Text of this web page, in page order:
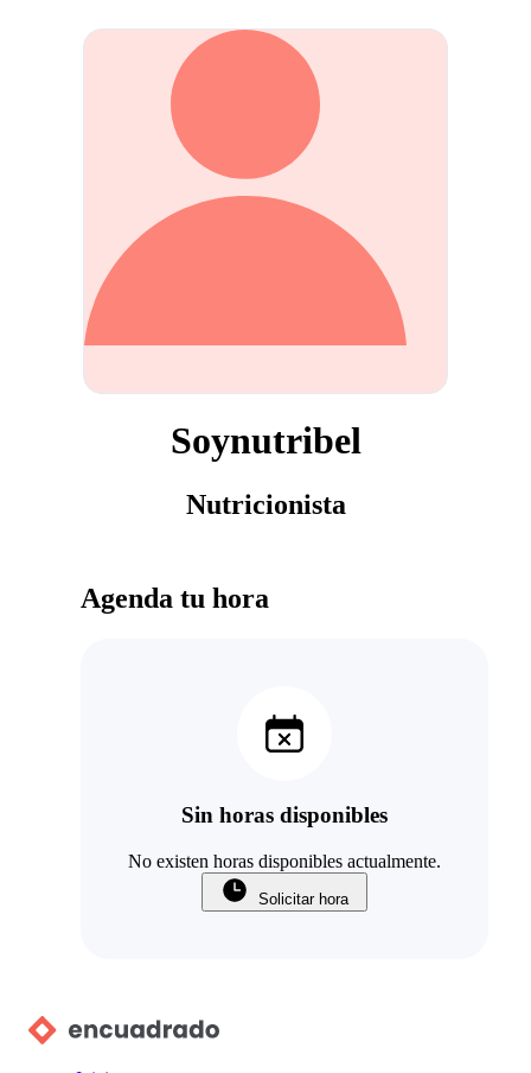
Soynutribel
Nutricionista
Agenda tu hora
Sin horas disponibles
No existen horas disponibles actualmente.
Solicitar hora